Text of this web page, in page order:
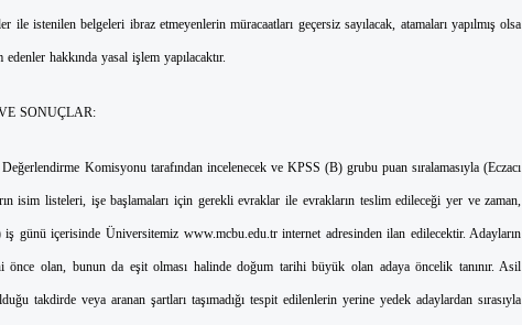
istenilen belgeleri ibraz etmeyenlerin müracaatları geçersiz sayılacak, atamaları yapılmış olsa
hakkında yasal işlem yapılacaktır.
SONUÇLAR:
Komisyonu tarafından incelenecek ve KPSS (B) grubu puan sıralamasıyla (Eczacı
isim listeleri, işe başlamaları için gerekli evraklar ile evrakların teslim edileceği yer ve zaman,
günü içerisinde Üniversitemiz www.mcbu.edu.tr internet adresinden ilan edilecektir. Adayların
önce olan, bunun da eşit olması halinde doğum tarihi büyük olan adaya öncelik tanınır. Asil
takdirde veya aranan şartları taşımadığı tespit edilenlerin yerine yedek adaylardan sırasıyla